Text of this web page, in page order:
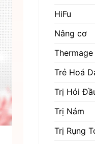
HiFu
Nâng cơ
Thermage
Trẻ Hoá
Trị Hói
Trị Nám
Trị Rụng